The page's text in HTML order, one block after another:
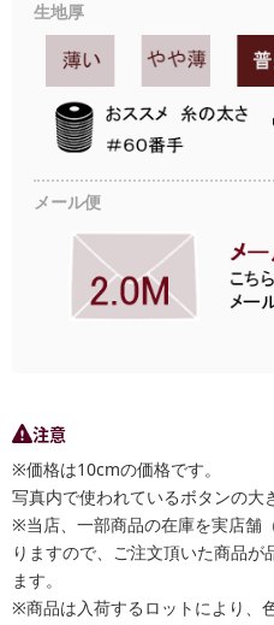
生地厚
メール便
注意
※価格は10cmの価格です。
写真内で使われているボタンの大
※当店、一部商品の在庫を実店舗
りますので、ご注文頂いた商品
ます。
※商品は入荷するロットにより、